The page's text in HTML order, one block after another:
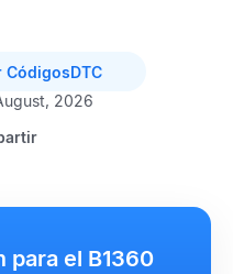
2026
para el B1360